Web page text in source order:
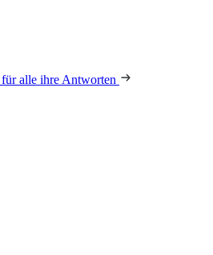
alle ihre Antworten